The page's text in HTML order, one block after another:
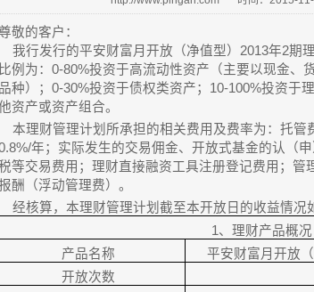
为平安银行数字信用卡的公告
的公告
敬的客户：
我行发行的平安财富月开放（净值型）2013年2期
比例为：0-80%投资于高流动性资产（主要以现金、
品种）；0-30%投资于债权类资产；10-100%投资于
资产或资产组合。
本理财管理计划所承担的相关费用及费率为：托管
年；实际发生的交易佣金、开放式基金的认（
等交易费用；理财直接融资工具注册登记费用；管
酬（浮动管理费）。
经核算，本理财管理计划截至本开放日的收益情况
1 、理财产品概况
产品名称
平安财富月开放（
开放次数